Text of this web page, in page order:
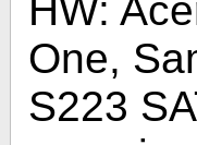
HW:
One,
S223